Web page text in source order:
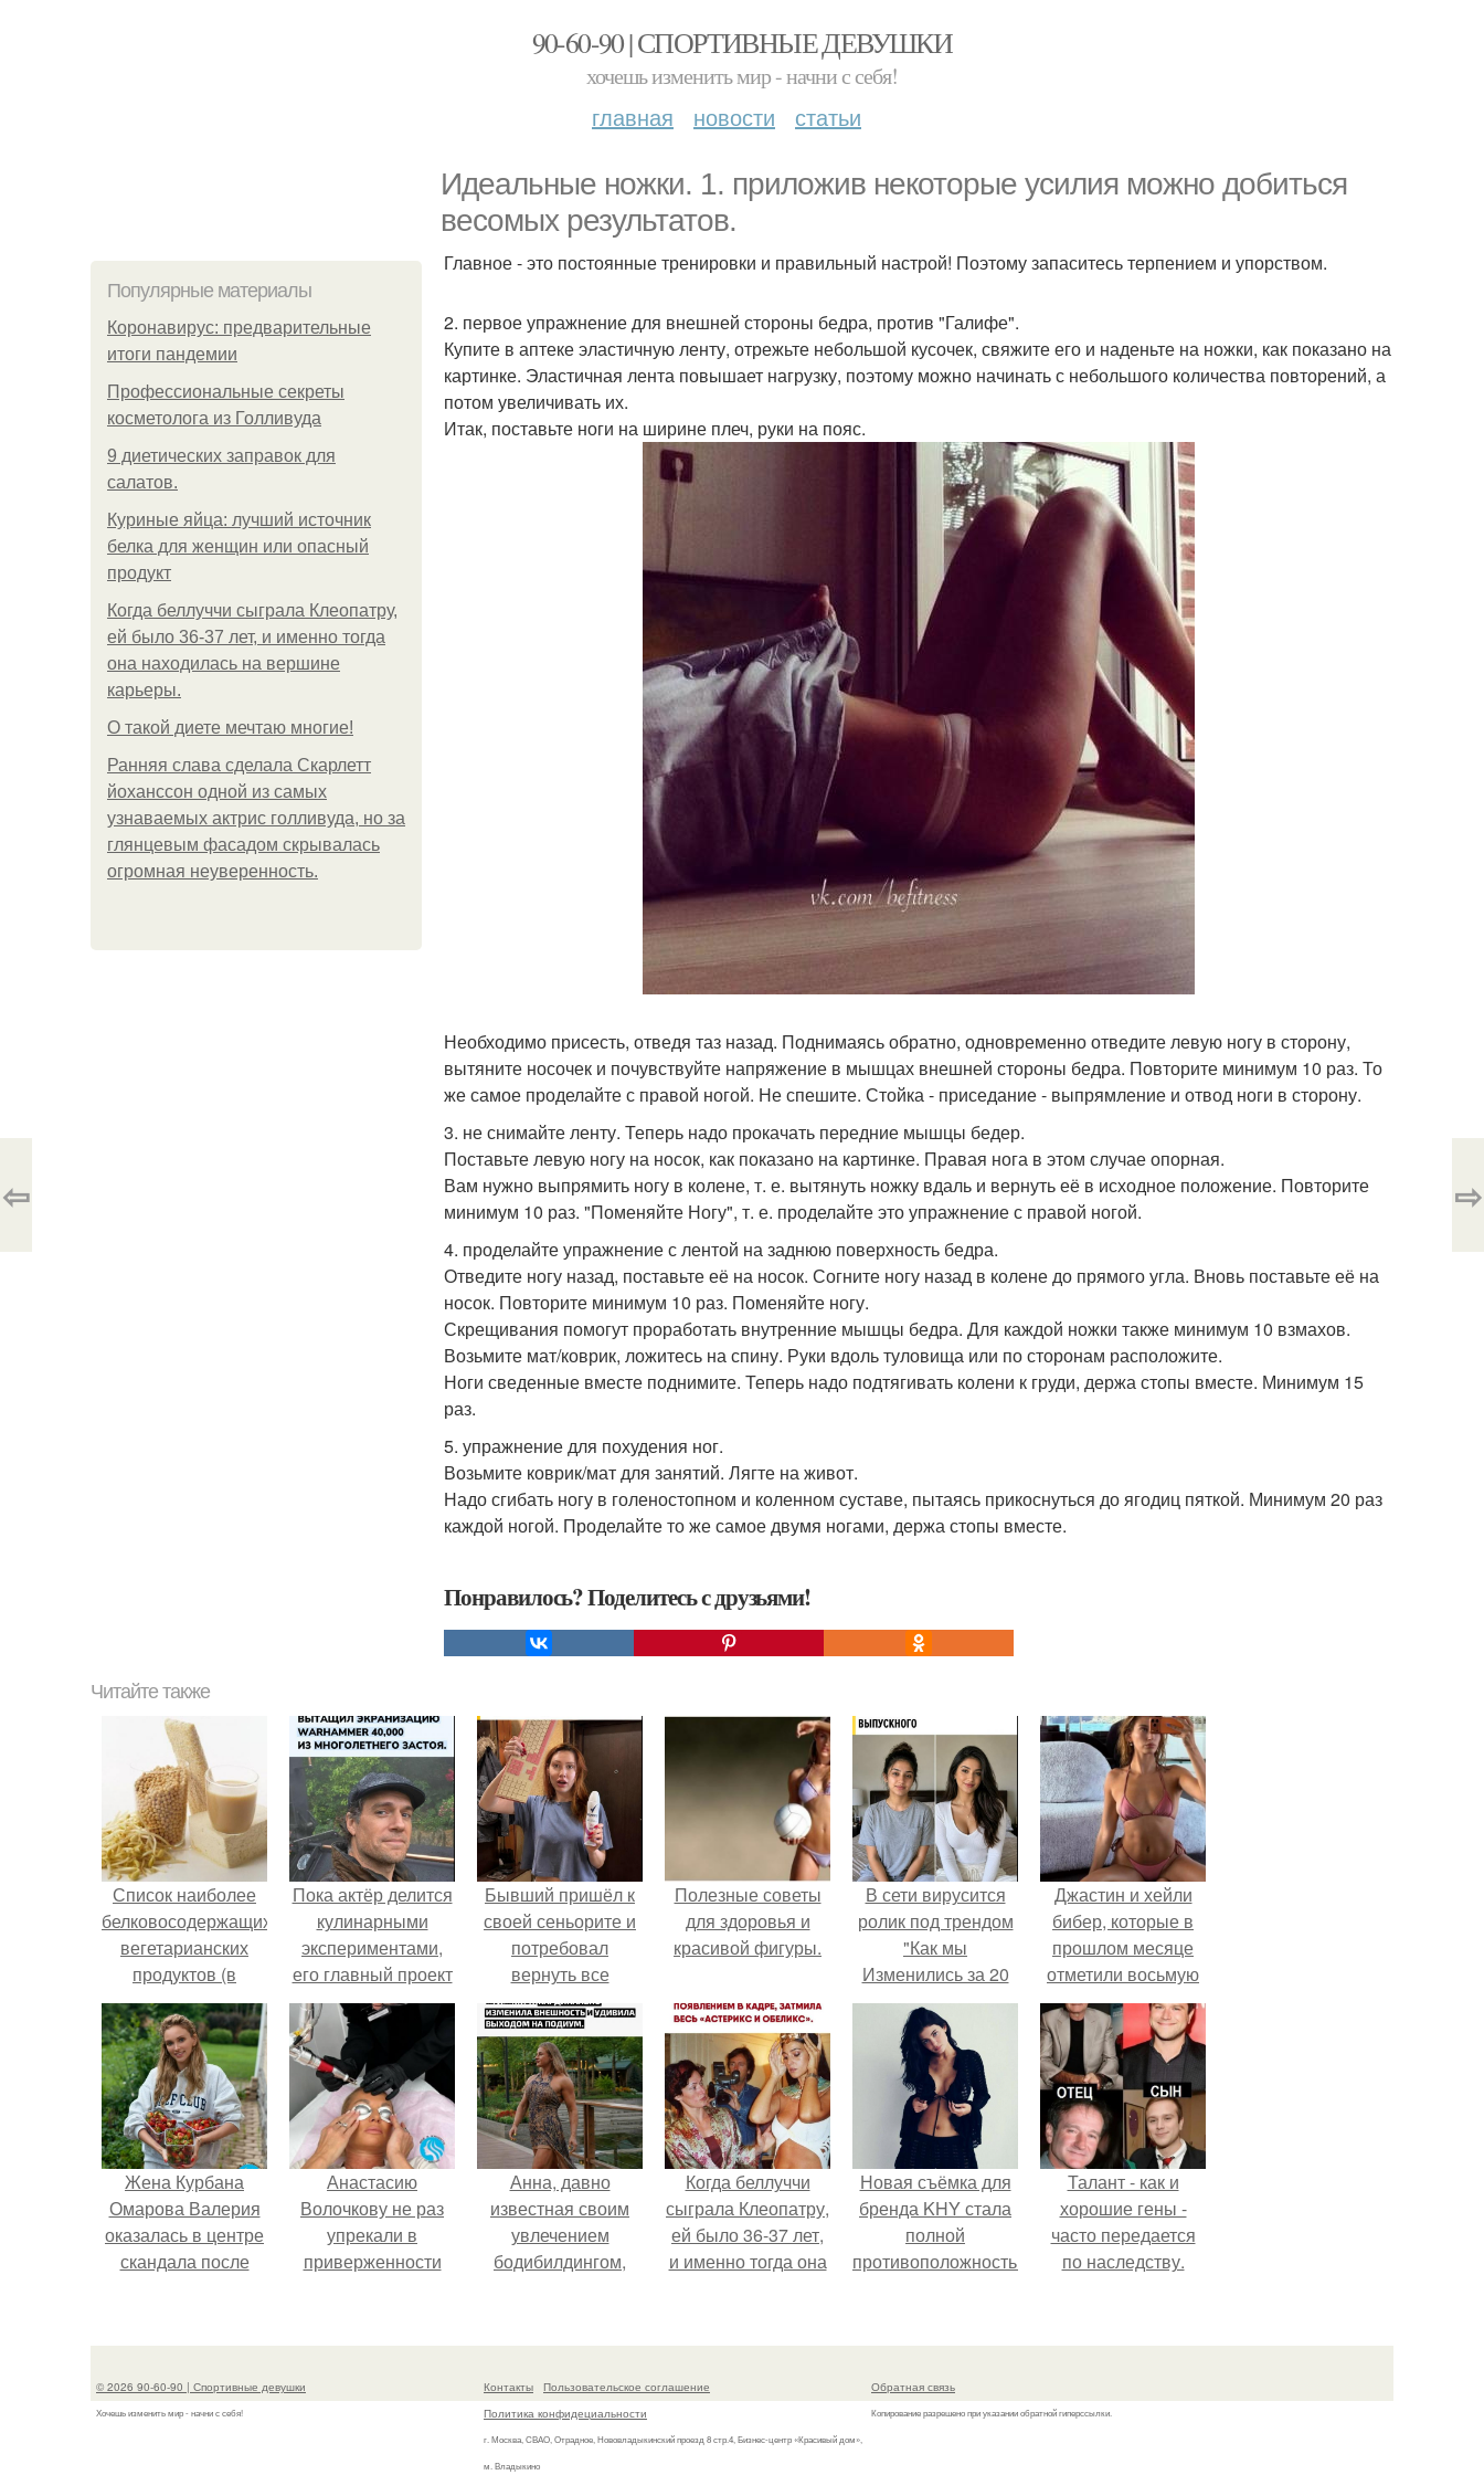
90-60-90 | СПОРТИВНЫЕ ДЕВУШКИ
хочешь изменить мир - начни с себя!
главная новости статьи
Идеальные ножки. 1. приложив некоторые усилия можно добиться
весомых результатов.
Популярные материалы
Коронавирус: предварительные
итоги пандемии
Профессиональные секреты
косметолога из Голливуда
9 диетических заправок для
салатов.
Куриные яйца: лучший источник
белка для женщин или опасный
продукт
Когда беллуччи сыграла Клеопатру,
ей было 36-37 лет, и именно тогда
она находилась на вершине
карьеры.
О такой диете мечтаю многие!
Ранняя слава сделала Скарлетт
йоханссон одной из самых
узнаваемых актрис голливуда, но за
глянцевым фасадом скрывалась
огромная неуверенность.
Главное - это постоянные тренировки и правильный настрой! Поэтому запаситесь терпением и упорством.
2. первое упражнение для внешней стороны бедра, против "Галифе".
Купите в аптеке эластичную ленту, отрежьте небольшой кусочек, свяжите его и наденьте на ножки, как показано на
картинке. Эластичная лента повышает нагрузку, поэтому можно начинать с небольшого количества повторений, а
потом увеличивать их.
Итак, поставьте ноги на ширине плеч, руки на пояс.
Необходимо присесть, отведя таз назад. Поднимаясь обратно, одновременно отведите левую ногу в сторону,
вытяните носочек и почувствуйте напряжение в мышцах внешней стороны бедра. Повторите минимум 10 раз. То
же самое проделайте с правой ногой. Не спешите. Стойка - приседание - выпрямление и отвод ноги в сторону.
3. не снимайте ленту. Теперь надо прокачать передние мышцы бедер.
Поставьте левую ногу на носок, как показано на картинке. Правая нога в этом случае опорная.
Вам нужно выпрямить ногу в колене, т. е. вытянуть ножку вдаль и вернуть её в исходное положение. Повторите
минимум 10 раз. "Поменяйте Ногу", т. е. проделайте это упражнение с правой ногой.
4. проделайте упражнение с лентой на заднюю поверхность бедра.
Отведите ногу назад, поставьте её на носок. Согните ногу назад в колене до прямого угла. Вновь поставьте её на
носок. Повторите минимум 10 раз. Поменяйте ногу.
Скрещивания помогут проработать внутренние мышцы бедра. Для каждой ножки также минимум 10 взмахов.
Возьмите мат/коврик, ложитесь на спину. Руки вдоль туловища или по сторонам расположите.
Ноги сведенные вместе поднимите. Теперь надо подтягивать колени к груди, держа стопы вместе. Минимум 15
раз.
5. упражнение для похудения ног.
Возьмите коврик/мат для занятий. Лягте на живот.
Надо сгибать ногу в голеностопном и коленном суставе, пытаясь прикоснуться до ягодиц пяткой. Минимум 20 раз
каждой ногой. Проделайте то же самое двумя ногами, держа стопы вместе.
Понравилось? Поделитесь с друзьями!
⇦ ⇨
Читайте также
Список наиболее
белковосодержащих
вегетарианских
продуктов (в
порядке убывания
единиц белка г/100
г, мл?
Пока актёр делится
кулинарными
экспериментами,
его главный проект
сделал серьёзный
шаг вперёд.
Бывший пришёл к
своей сеньорите и
потребовал
вернуть все
подарки.
Полезные советы
для здоровья и
красивой фигуры.
В сети вирусится
ролик под трендом
"Как мы
Изменились за 20
лет".
Джастин и хейли
бибер, которые в
прошлом месяце
отметили восьмую
годовщину
помолвки, показали
новые фото с
совместного
отдыха.
Жена Курбана
Омарова Валерия
оказалась в центре
скандала после
её
клинику.
Анастасию
Волочкову не раз
упрекали в
приверженности
Анна, давно
известная своим
увлечением
бодибилдингом,
в роли модели.
Когда беллуччи
сыграла Клеопатру,
ей было 36-37 лет,
и именно тогда она
Новая съёмка для
бренда KHY стала
полной
противоположностью
ассоциировалась
Талант - как и
хорошие гены -
часто передается
по наследству.
© 2026 90-60-90 | Спортивные девушки
Хочешь изменить мир - начни с себя!
Контакты
Пользовательское соглашение
Политика конфидециальности
г. Москва, СВАО, Отрадное, Нововладыкинский проезд 8 стр.4, Бизнес-центр «Красивый дом»,
м. Владыкино
Обратная связь
Копирование разрешено при указании обратной гиперссылки.